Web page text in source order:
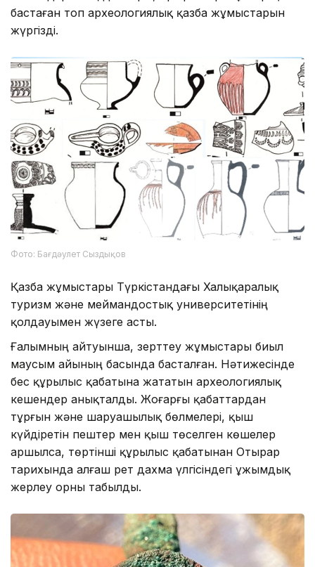
бастаған топ археологиялық қазба жұмыстарын
жүргізді.
Фото: Бағдәулет Сыздықов
Қазба жұмыстары Түркістандағы Халықаралық
туризм және меймандостық университетінің
қолдауымен жүзеге асты.
Ғалымның айтуынша, зерттеу жұмыстары биыл
маусым айының басында басталған. Нәтижесінде
бес құрылыс қабатына жататын археологиялық
кешендер анықталды. Жоғарғы қабаттардан
тұрғын және шаруашылық бөлмелері, қыш
күйдіретін пештер мен қыш төселген көшелер
аршылса, төртінші құрылыс қабатынан Отырар
тарихында алғаш рет дахма үлгісіндегі ұжымдық
жерлеу орны табылды.